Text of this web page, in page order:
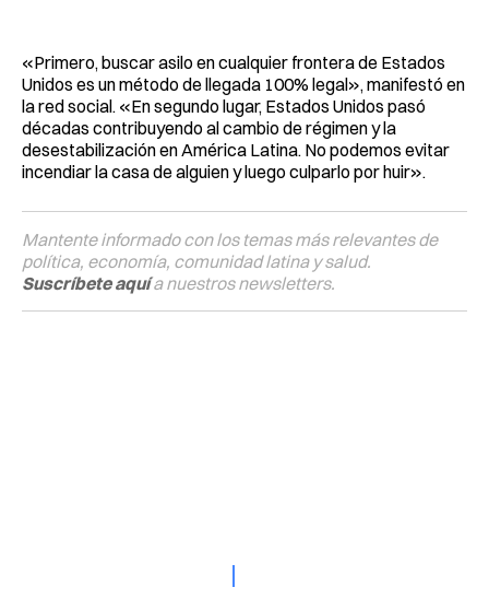
«Primero, buscar asilo en cualquier frontera de Estados
Unidos es un método de llegada 100% legal», manifestó en
la red social. «En segundo lugar, Estados Unidos pasó
décadas contribuyendo al cambio de régimen y la
desestabilización en América Latina. No podemos evitar
incendiar la casa de alguien y luego culparlo por huir».
Mantente informado con los temas más relevantes de
política, economía, comunidad latina y salud.
Suscríbete aquía nuestros newsletters.